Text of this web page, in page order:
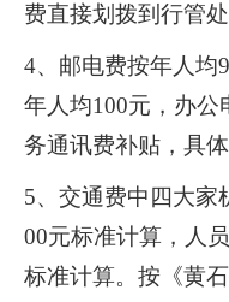
费直接划拨到行管处
4、邮电费按年人均
年人均100元，办公
务通讯费补贴，具
5、交通费中四大家
00元标准计算，人
标准计算。按《黄